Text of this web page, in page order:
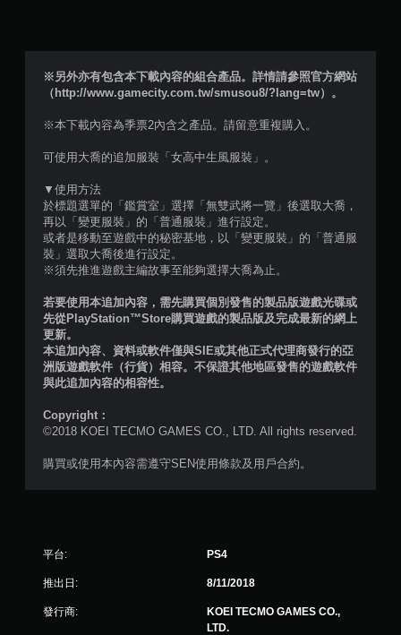
分
）
，
4
8
則
分
※另外亦有包含本下載內容的組合產品。詳情請參照官方網站
（http://www.gamecity.com.tw/smusou8/?lang=tw）。
※本下載內容為季票2內含之產品。請留意重複購入。
可使用大喬的追加服裝「女高中生風服裝」。
▼使用方法
於標題選單的「鑑賞室」選擇「無雙武將一覽」後選取大喬，
再以「變更服裝」的「普通服裝」進行設定。
或者是移動至遊戲中的秘密基地，以「變更服裝」的「普通服
裝」選取大喬後進行設定。
※須先推進遊戲主編故事至能夠選擇大喬為止。
若要使用本追加內容，需先購買個別發售的製品版遊戲光碟或
先從PlayStation™Store購買遊戲的製品版及完成最新的網上
更新。
本追加內容、資料或軟件僅與SIE或其他正式代理商發行的亞
洲版遊戲軟件（行貨）相容。不保證其他地區發售的遊戲軟件
與此追加內容的相容性。
Copyright：
©2018 KOEI TECMO GAMES CO., LTD. All rights reserved.
購買或使用本內容需遵守SEN使用條款及用戶合約。
平台: PS4
推出日: 8/11/2018
發行商:
KOEI TECMO GAMES CO.,
LTD.